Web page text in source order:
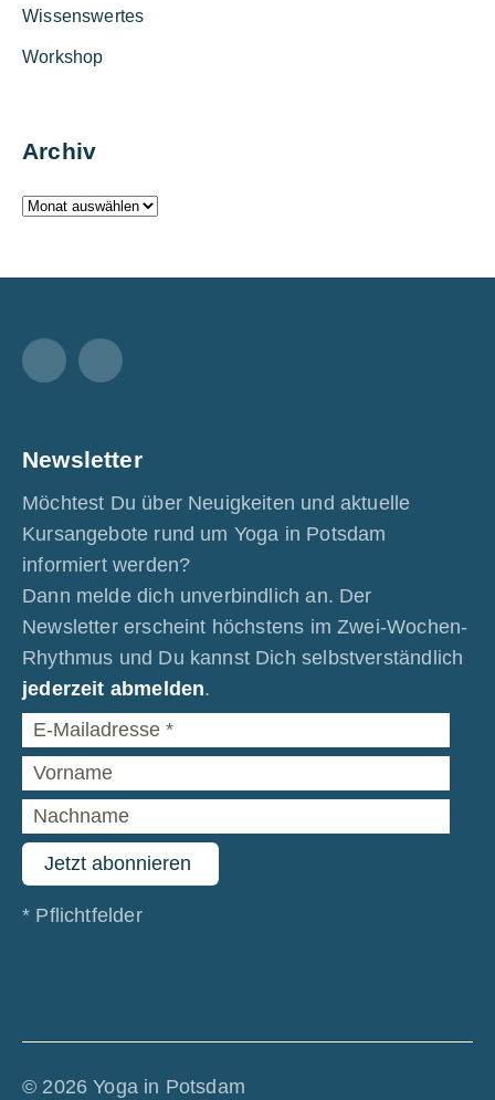
Wissenswertes
Workshop
Archiv
Facebook
Newsletter
Möchtest Du über Neuigkeiten und aktuelle
Kursangebote rund um Yoga in Potsdam
informiert werden?
Dann melde dich unverbindlich an. Der
Newsletter erscheint höchstens im Zwei-Wochen-
Rhythmus und Du kannst Dich selbstverständlich
jederzeit abmelden.
* Pflichtfelder
© 2026 Yoga in Potsdam